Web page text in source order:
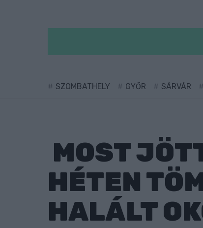
SZOMBATHELY GYŐR SÁRVÁR
MOST
HÉTEN
HALÁLT